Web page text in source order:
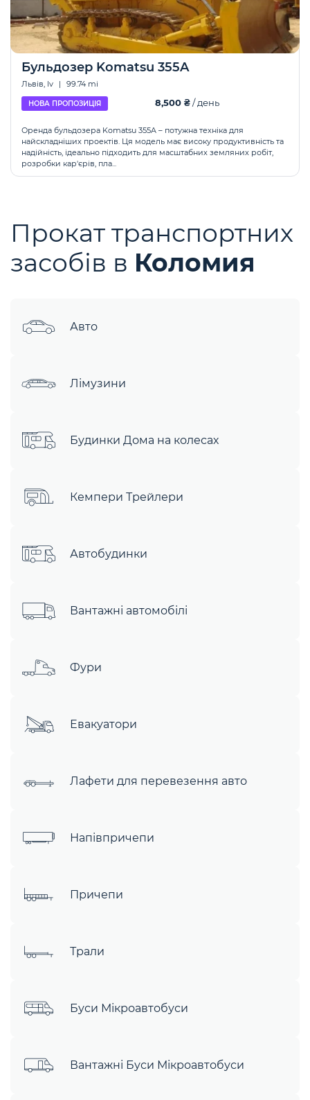
Бульдозер Komatsu 355A
Львів, lv | 99.74 mi
НОВА ПРОПОЗИЦІЯ 8,500 ₴/ день
Оренда бульдозера Komatsu 355A – потужна техніка для
найскладніших проектів. Ця модель має високу продуктивність та
надійність, ідеально підходить для масштабних земляних робіт,
розробки кар'єрів, пла...
Прокат транспортних
засобів в Коломия
Авто
Лімузини
Будинки Дома на колесах
Кемпери Трейлери
Автобудинки
Вантажні автомобілі
Фури
Евакуатори
Лафети для перевезення авто
Напівпричепи
Причепи
Трали
Буси Мікроавтобуси
Вантажні Буси Мікроавтобуси